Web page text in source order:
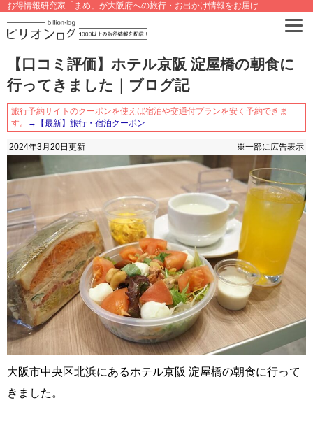
お得情報研究家「まめ」が大阪府への旅行・お出かけ情報をお届け
【口コミ評価】ホテル京阪 淀屋橋の朝食に
行ってきました｜ブログ記
旅行予約サイトのクーポンを使えば宿泊や交通付プランを安く予約できま
す。
→【最新】旅行・宿泊クーポン
2024年3月20日 更新 ※一部に広告表示
大阪市中央区北浜にあるホテル京阪 淀屋橋の朝食に行って
きました。